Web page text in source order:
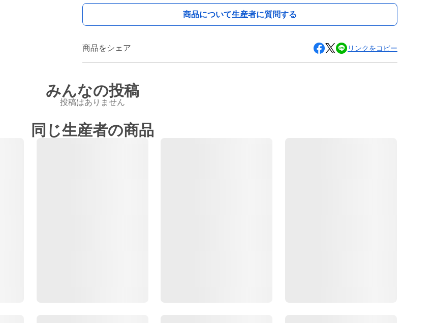
商品について生産者に質問する
商品をシェア リンクをコピー
みんなの投稿
投稿はありません
同じ生産者の商品